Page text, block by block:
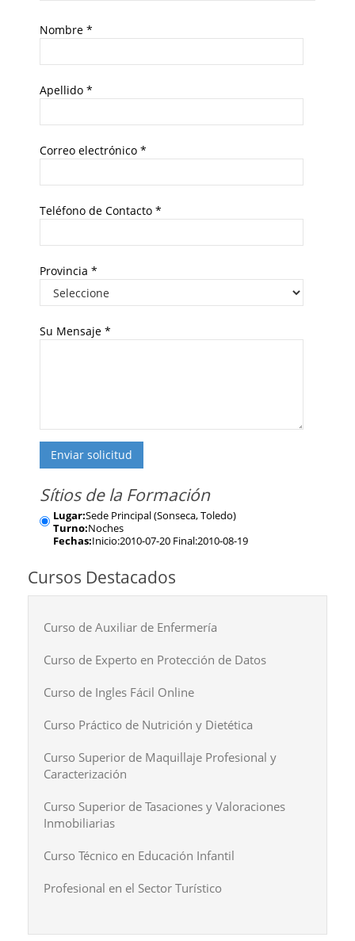
Nombre *
Apellido *
Correo electrónico *
Teléfono de Contacto *
Provincia *
Su Mensaje *
Enviar solicitud
Sítios de la Formación
Lugar:Sede Principal (Sonseca, Toledo)
Turno:Noches
Fechas:Inicio:2010-07-20 Final:2010-08-19
Cursos Destacados
Curso de Auxiliar de Enfermería
Curso de Experto en Protección de Datos
Curso de Ingles Fácil Online
Curso Práctico de Nutrición y Dietética
Curso Superior de Maquillaje Profesional y
Caracterización
Curso Superior de Tasaciones y Valoraciones
Inmobiliarias
Curso Técnico en Educación Infantil
Profesional en el Sector Turístico